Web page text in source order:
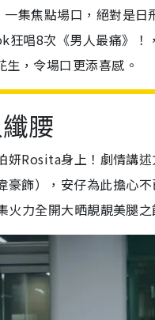
一集焦點場口，絕對是
狂唱8次《男人最痛》
，令場口更添喜感。
腰
Rosita身上！劇情講
豪飾），安仔為此擔心
火力全開大晒靚靚美腿